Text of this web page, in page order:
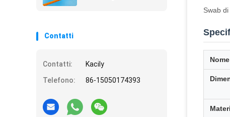
Contatti
Contatti:
Kacily
Telefono:
86-15050174393
Swab
Nome